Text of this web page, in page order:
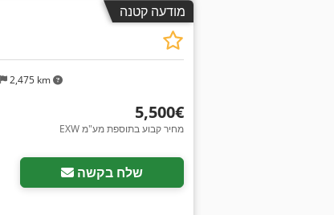
מודעה קטנה
2,475 km
‏5,500 ‏€
EXW מחיר קבוע בתוספת מע"מ
שלח בקשה